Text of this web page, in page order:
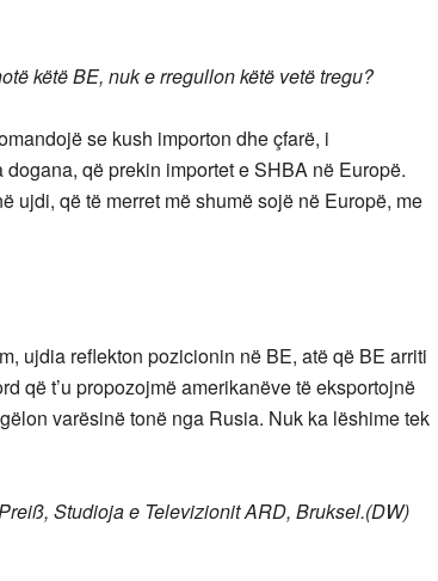
këtë BE, nuk e rregullon këtë vetë tregu?
se kush importon dhe çfarë, i
që prekin importet e SHBA në Europë.
ujdi, që të merret më shumë sojë në Europë, me
ujdia reflekton pozicionin në BE, atë që BE arriti
që t’u propozojmë amerikanëve të eksportojnë
varësinë tonë nga Rusia. Nuk ka lëshime tek
Studioja e Televizionit ARD, Bruksel.(DW)